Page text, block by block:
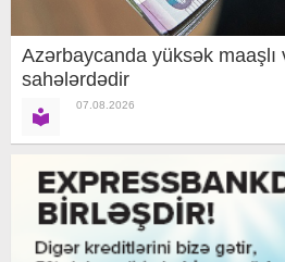
Azərbaycanda yüksək maaşlı
sahələrdədir
07.08.2026